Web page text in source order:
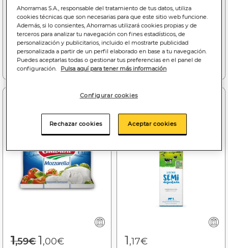
Añadir a la cesta
juiced mango loco lata
Añadir a la cesta
Price reduced from
1,59€to
1,00€ 1,17€
Ahorramas S.A., responsable del tratamiento de tus datos, utiliza
cookies técnicas que son necesarias para que este sitio web funcione.
Además, si lo consientes, Ahorramas utilizará cookies propias y de
terceros para analizar tu navegación con fines estadísticos, de
personalización y publicitarios, incluido el mostrarte publicidad
personalizada a partir de un perfil elaborado en base a tu navegación.
Puedes aceptarlas todas o gestionar tus preferencias en el panel de
configuración.
Pulsa aquí para tener más información
Configurar cookies
Rechazar cookies Aceptar cookies